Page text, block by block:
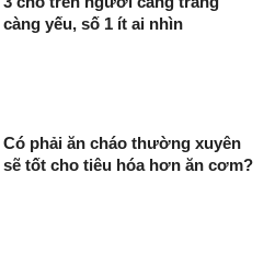
càng yếu, số 1 ít ai nhìn
Có phải ăn cháo thường xuyên
sẽ tốt cho tiêu hóa hơn ăn cơm?